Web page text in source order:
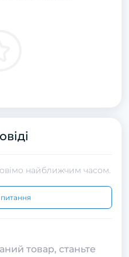
найближчим часом.
товар, станьте